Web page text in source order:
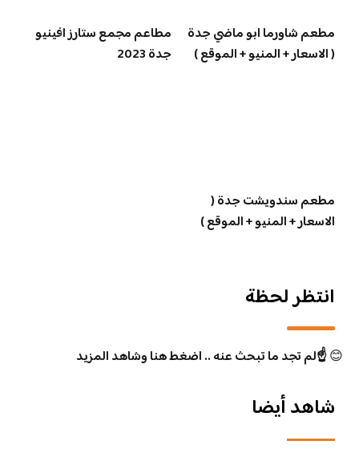
مطعم شاورما ابو ماضي جدة
( الاسعار + المنيو + الموقع )
مطاعم مجمع ستارز افينيو
جدة 2023
مطعم سندويشت جدة (
الاسعار + المنيو + الموقع )
انتظر لحظة
😊☝️لم تجد ما تبحث عنه .. اضغط هنا وشاهد المزيد
شاهد أيضا